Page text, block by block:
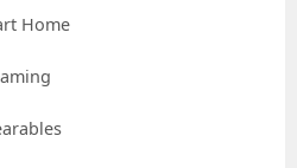
Home